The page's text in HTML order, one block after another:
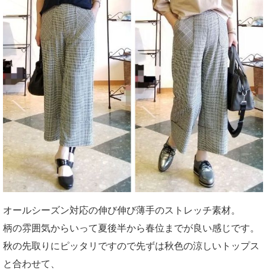
オールシーズン対応の伸び伸び薄手のストレッチ素材。
柄の雰囲気からいって夏後半から春位までが良い感じです。
秋の先取りにピッタリですので先ずは秋色の涼しいトップス
と合わせて、